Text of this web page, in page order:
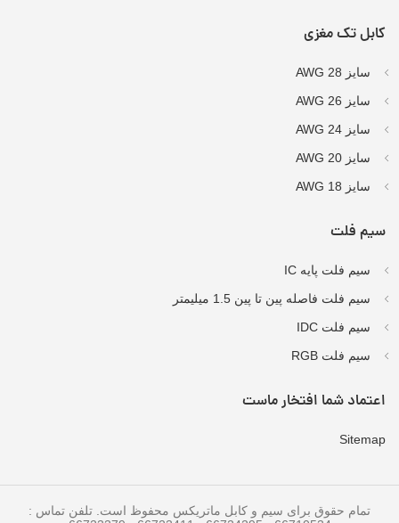
کابل تک مغزی
سایز AWG 28
سایز AWG 26
سایز AWG 24
سایز AWG 20
سایز AWG 18
سیم فلت
سیم فلت پایه IC
سیم فلت فاصله پین تا پین 1.5 میلیمتر
سیم فلت IDC
سیم فلت RGB
اعتماد شما افتخار ماست
Sitemap
تمام حقوق برای سیم و کابل ماتریکس محفوظ است. تلفن تماس :